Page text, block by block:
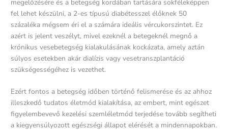
megelőzésére és a betegség kordában tartására sokféleképpen
fel lehet készülni, a 2-es típusú diabétesszel élőknek 50
százaléka mégsem éri el a számára ideális vércukorszintet. Ez
azért is jelent veszélyt, mivel ezeknél a betegeknél megnő a
krónikus vesebetegség kialakulásának kockázata, amely aztán
súlyos esetekben akár dialízis vagy vesetranszplantáció
szükségességéhez is vezethet.
Ezért fontos a betegség időben történő felismerése és az ahhoz
illeszkedő tudatos életmód kialakítása, az embert, mint egészet
figyelembevevő kezelési szemléletmód terjedése tovább segítheti
a kiegyensúlyozott egészségi állapot elérését a mindennapokban.